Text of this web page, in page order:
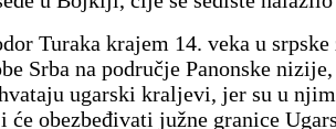
Turaka krajem 14. veka u
Srba na područje Panonske
ugarski kraljevi, jer su u
će obezbeđivati južne granice